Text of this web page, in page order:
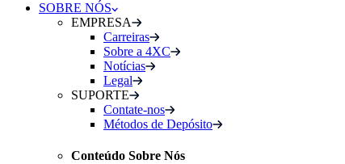
SOBRE NÓS
EMPRESA
Carreiras
Sobre a 4XC
Notícias
Legal
SUPORTE
Contate-nos
Métodos de Depósito
Conteúdo Sobre Nós